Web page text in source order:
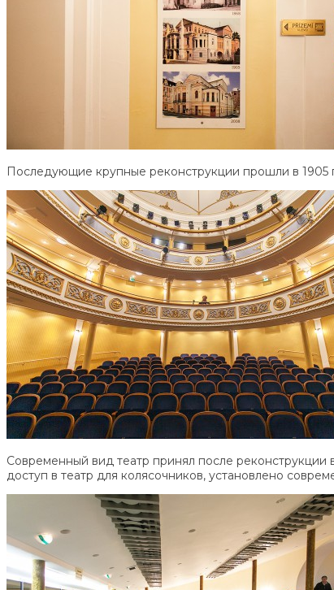
Последующие крупные реконструкции прошли в 1905
Современный вид театр принял после реконструкции
доступ в театр для колясочников, установлено